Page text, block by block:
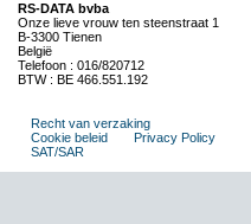
RS-DATA bvba
Onze lieve vrouw ten steenstraat 1
B-3300 Tienen
België
Telefoon : 016/820712
BTW : BE 466.551.192
Recht van verzaking
Cookie beleid
Privacy Policy
SAT/SAR